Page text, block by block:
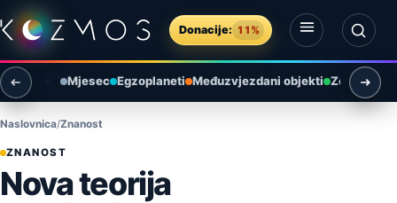
Preskoči na sadržaj
Donacije: 11%
Otvori izbornik
Otvori pretragu
Mjesec Egzoplaneti Međuzvjezdani objekti Zemlja i
Naslovnica Znanost
ZNANOST
Nova teorija